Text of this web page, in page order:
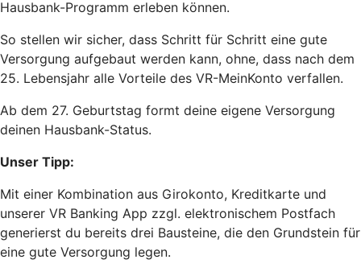
Hausbank-Programm erleben können.
So stellen wir sicher, dass Schritt für Schritt eine gute
Versorgung aufgebaut werden kann, ohne, dass nach dem
25. Lebensjahr alle Vorteile des VR-MeinKonto verfallen.
Ab dem 27. Geburtstag formt deine eigene Versorgung
deinen Hausbank-Status.
Unser Tipp:
Mit einer Kombination aus Girokonto, Kreditkarte und
unserer VR Banking App zzgl. elektronischem Postfach
generierst du bereits drei Bausteine, die den Grundstein für
eine gute Versorgung legen.